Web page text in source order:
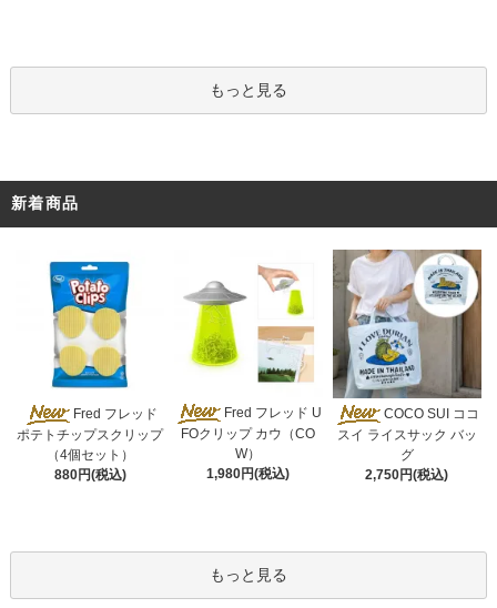
もっと見る
新着商品
Fred フレッド
ポテトチップスクリップ
（4個セット）
880円(税込)
Fred フレッド U
FOクリップ カウ（CO
W）
1,980円(税込)
COCO SUI ココ
スイ ライスサック バッ
グ
2,750円(税込)
もっと見る